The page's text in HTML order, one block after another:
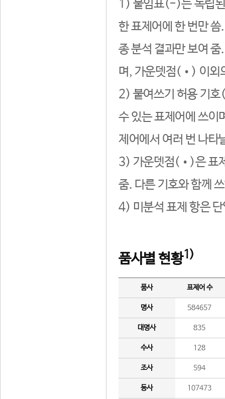
1) 붙임표(-)는 독립된
한 표제어에 한 번만
종 분석 결과만 보여
며, 가운뎃점(•) 이외
2) 붙여쓰기 허용 기호
수 있는 표제어에 쓰이
제어에서 여러 번 나타
3) 가운뎃점(•)은 표
줌. 다른 기호와 함께
4) 미분석 표제 항은
품사별 현황1)
품사 표제어 수
명사 584657
대명사 835
수사 128
조사 594
동사 107473